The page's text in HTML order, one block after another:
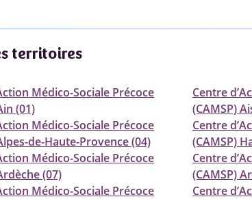
territoires
Médico-Sociale Précoce
(01)
Centre
(CAMSP)
Médico-Sociale Précoce
de-Haute-Provence (04)
Centre
(CAMSP)
Médico-Sociale Précoce
(07)
Centre
(CAMSP)
Médico-Sociale Précoce
Centre